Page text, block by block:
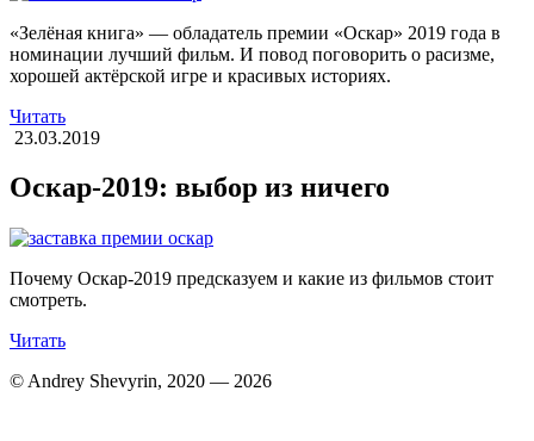
«Зелёная книга» — обладатель премии «Оскар» 2019 года в
номинации лучший фильм. И повод поговорить о расизме,
хорошей актёрской игре и красивых историях.
Читать
23.03.2019
Оскар-2019: выбор из ничего
Почему Оскар-2019 предсказуем и какие из фильмов стоит
смотреть.
Читать
© Andrey Shevyrin, 2020 — 2026